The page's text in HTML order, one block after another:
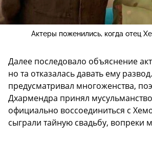
Актеры поженились, когда отец
Далее последовало объяснение
но та отказалась давать ему
предусматривал многоженства,
Дхармендра принял
официально воссоединиться с
сыграли тайную свадьбу, вопреки